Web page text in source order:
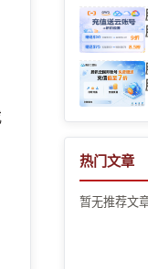
热门文章
暂无推荐文